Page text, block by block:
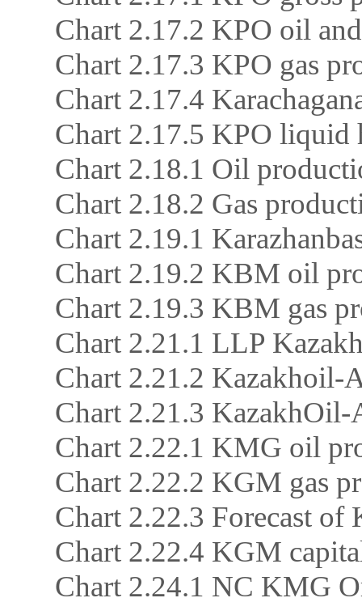
Chart 2.17.2 KPO oil
Chart 2.17.3 KPO gas
Chart 2.17.4
Chart 2.17.5 KPO liquid
Chart 2.18.1 Oil
Chart 2.18.2 Gas
Chart 2.19.1
Chart 2.19.2 KBM oil
Chart 2.19.3 KBM gas
Chart 2.21.1 LLP
Chart 2.21.2
Chart 2.21.3
Chart 2.22.1 KMG oil
Chart 2.22.2 KGM gas
Chart 2.22.3 Forecast
Chart 2.22.4 KGM
Chart 2.24.1 NC KMG